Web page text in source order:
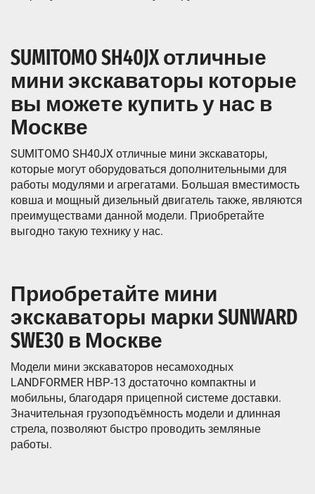
SUMITOMO SH40JX отличные
мини экскаваторы которые
вы можете купить у нас в
Москве
SUMITOMO SH40JX отличные мини экскаваторы,
которые могут оборудоваться дополнительными для
работы модулями и агрегатами. Большая вместимость
ковша и мощный дизельный двигатель также, являются
преимуществами данной модели. Приобретайте
выгодно такую технику у нас.
Приобретайте мини
экскаваторы марки SUNWARD
SWE30 в Москве
Модели мини экскаваторов несамоходных
LANDFORMER НВР-13 достаточно компактны и
мобильны, благодаря прицепной системе доставки.
Значительная грузоподъёмность модели и длинная
стрела, позволяют быстро проводить земляные
работы.